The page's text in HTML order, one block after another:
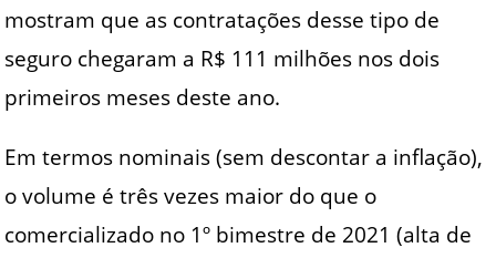
mostram que as contratações desse tipo de
seguro chegaram a R$ 111 milhões nos dois
primeiros meses deste ano.
Em termos nominais (sem descontar a inflação),
o volume é três vezes maior do que o
comercializado no 1º bimestre de 2021 (alta de